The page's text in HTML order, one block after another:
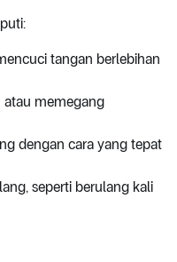
tangan berlebihan
atau memegang
dengan cara yang tepat
seperti berulang kali